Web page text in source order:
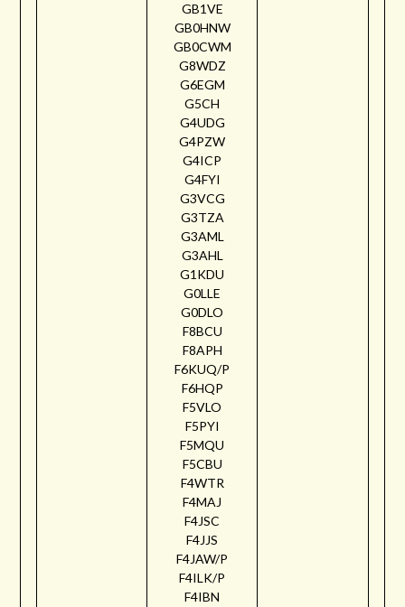
GB1VE
GB0HNW
GB0CWM
G8WDZ
G6EGM
G5CH
G4UDG
G4PZW
G4ICP
G4FYI
G3VCG
G3TZA
G3AML
G3AHL
G1KDU
G0LLE
G0DLO
F8BCU
F8APH
F6KUQ/P
F6HQP
F5VLO
F5PYI
F5MQU
F5CBU
F4WTR
F4MAJ
F4JSC
F4JJS
F4JAW/P
F4ILK/P
F4IBN